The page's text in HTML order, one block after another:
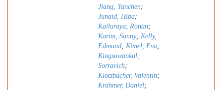
Jiang, Yanchen;
Junaid, Hiba;
Kalluraya, Rohan;
Karim, Sunny; Kelly,
Edmund; Kimel, Eva;
Kingsuwankul,
Sorravich;
Klotzbücher, Valentin;
Krähmer, Daniel;